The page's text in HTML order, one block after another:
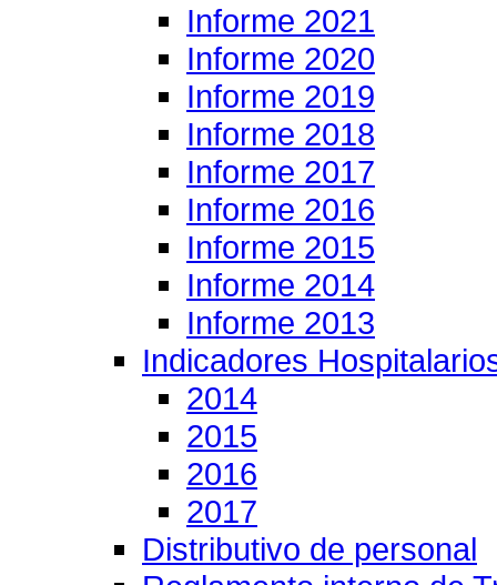
Informe 2021
Informe 2020
Informe 2019
Informe 2018
Informe 2017
Informe 2016
Informe 2015
Informe 2014
Informe 2013
Indicadores
2014
2015
2016
2017
Distributivo de personal